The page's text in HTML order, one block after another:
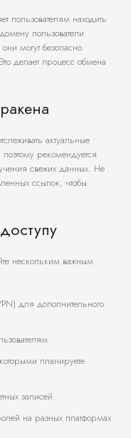
пользователям находить
пользователи
могут безопасно
делает процесс обмена
актуальные
рекомендуется
свежих данных. Не
ссылок, чтобы
нескольким важным
для дополнительного
планируете
записей.
на разных платформах.